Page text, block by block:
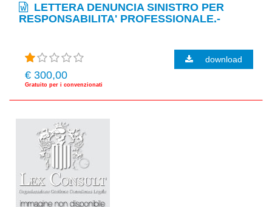
LETTERA DENUNCIA SINISTRO PER
RESPONSABILITA' PROFESSIONALE.-
€ 300,00
Gratuito per i convenzionati
download